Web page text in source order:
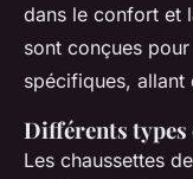
dans le confort et
sont conçues
spécifiques, allant
Différents types
Les chaussettes de